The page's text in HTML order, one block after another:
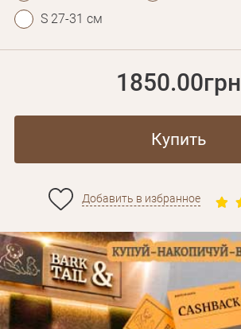
S 27-31 см
1850.00грн
Купить
Добавить в избранное